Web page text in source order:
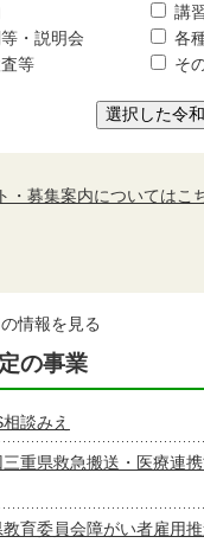
講
・説明会
各
等
そ
選択した令
・募集案内についてはこ
情報を見る
の事業
談みえ
重県救急搬送・医療連
育委員会障がい者雇用